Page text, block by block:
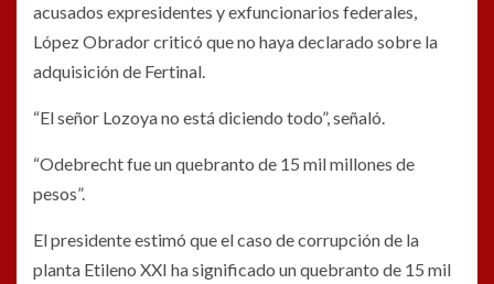
acusados expresidentes y exfuncionarios federales,
López Obrador criticó que no haya declarado sobre la
adquisición de Fertinal.
“El señor Lozoya no está diciendo todo”, señaló.
“Odebrecht fue un quebranto de 15 mil millones de
pesos”.
El presidente estimó que el caso de corrupción de la
planta Etileno XXI ha significado un quebranto de 15 mil